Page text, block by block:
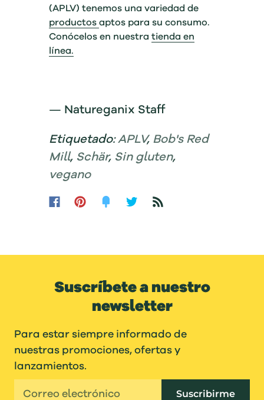
(APLV) tenemos una variedad de
productos aptos para su consumo.
Conócelos en nuestra tienda en
línea.
— Natureganix Staff
Etiquetado:APLV, Bob's Red
Mill, Schär, Sin gluten,
vegano
Suscríbete a nuestro
newsletter
Para estar siempre informado de
nuestras promociones, ofertas y
lanzamientos.
Suscribirme